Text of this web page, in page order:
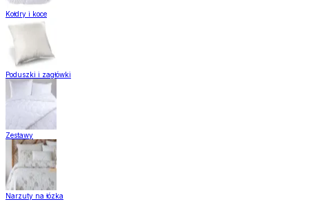
Kołdry i koce
Poduszki i zagłówki
Zestawy
Narzuty na łózka